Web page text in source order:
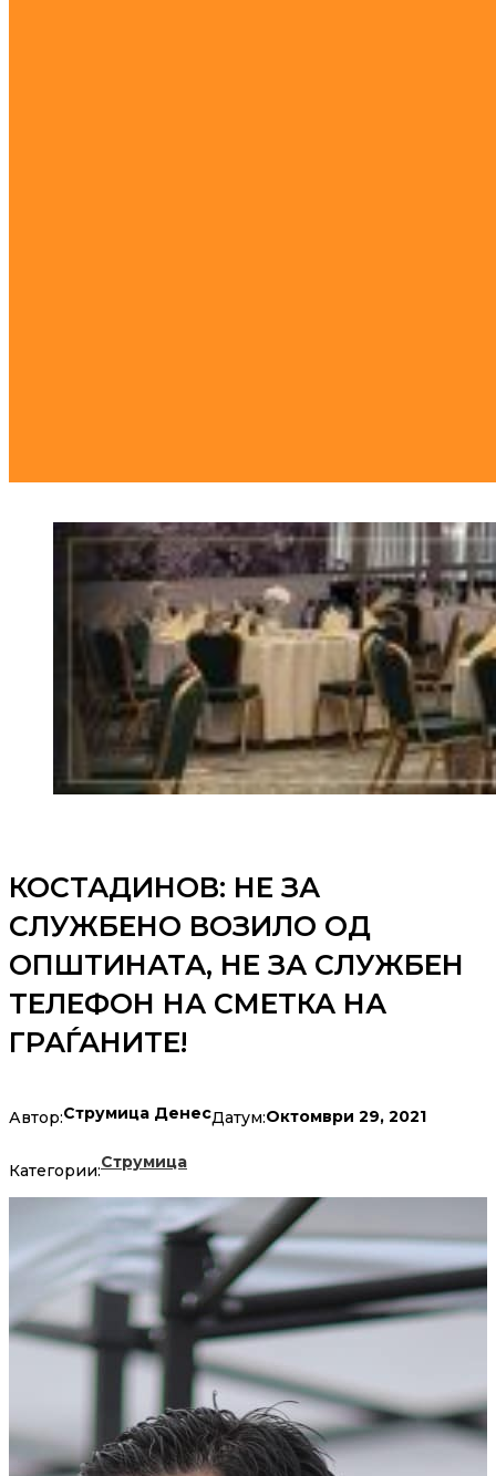
КОСТАДИНОВ: НЕ ЗА
СЛУЖБЕНО ВОЗИЛО ОД
ОПШТИНАТА, НЕ ЗА СЛУЖБЕН
ТЕЛЕФОН НА СМЕТКА НА
ГРАЃАНИТЕ!
Автор:Струмица ДенесДатум:Октомври 29, 2021
Категории:Струмица